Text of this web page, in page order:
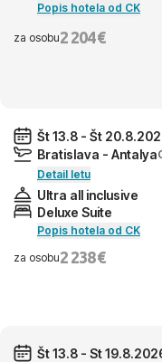
Popis hotela od CK
za osobu2 204 €
Št 13.8 - Št
Bratislava - Antalya
Detail letu
Ultra all inclusive
Deluxe Suite
Popis hotela od CK
za osobu2 238 €
Št 13.8 - St